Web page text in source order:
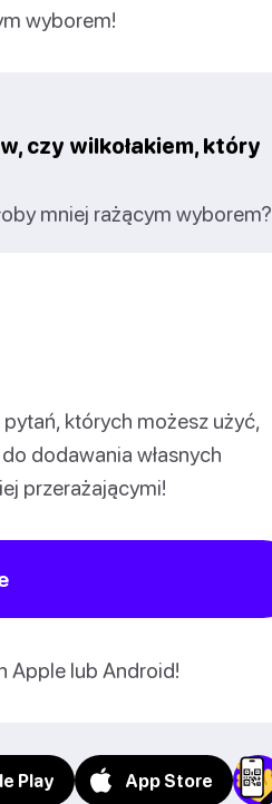
wyborem!
czy wilkołakiem, który
mniej rażącym wyborem?
których możesz użyć,
dodawania własnych
przerażającymi!
Apple lub Android!
Play App Store